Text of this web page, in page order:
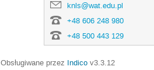
knls@wat.edu.pl
+48 606 248 980
+48 500 443 129
Obsługiwane przez Indico v3.3.12